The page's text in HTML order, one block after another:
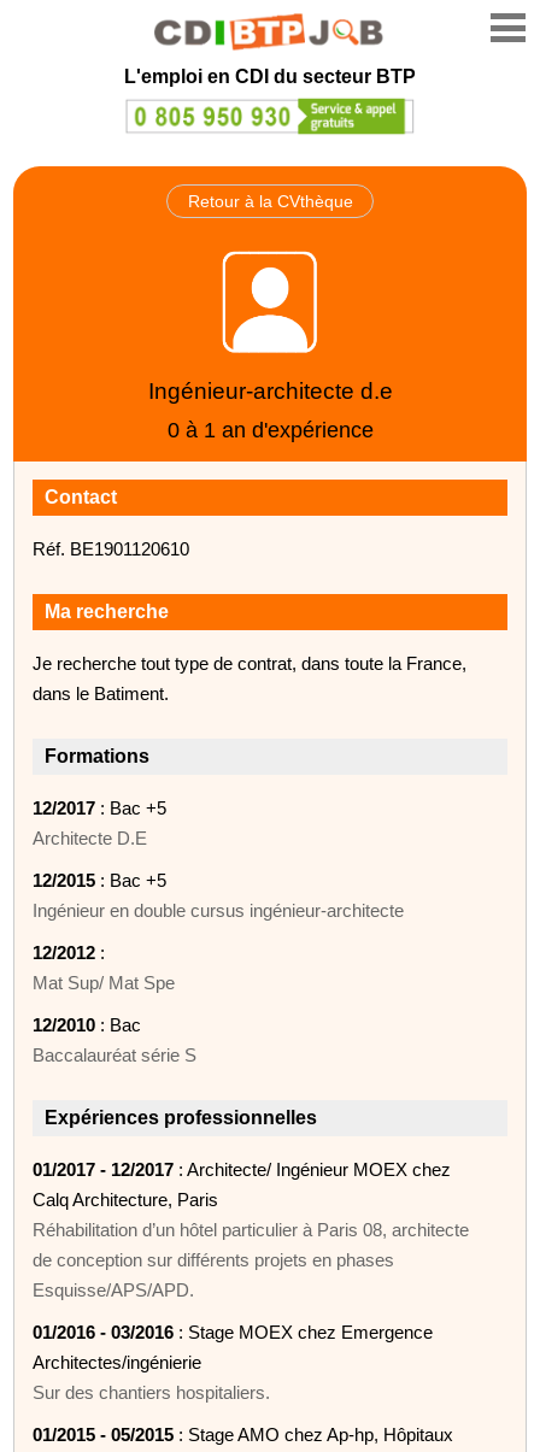
L'emploi en CDI du secteur BTP
Retour à la CVthèque
Ingénieur-architecte d.e
0 à 1 an d'expérience
Contact
Réf. BE1901120610
Ma recherche
Je recherche tout type de contrat, dans toute la France,
dans le Batiment.
Formations
12/2017 : Bac +5
Architecte D.E
12/2015 : Bac +5
Ingénieur en double cursus ingénieur-architecte
12/2012 :
Mat Sup/ Mat Spe
12/2010 : Bac
Baccalauréat série S
Expériences professionnelles
01/2017 - 12/2017 : Architecte/ Ingénieur MOEX chez
Calq Architecture, Paris
Réhabilitation d’un hôtel particulier à Paris 08, architecte
de conception sur différents projets en phases
Esquisse/APS/APD.
01/2016 - 03/2016 : Stage MOEX chez Emergence
Architectes/ingénierie
Sur des chantiers hospitaliers.
01/2015 - 05/2015 : Stage AMO chez Ap-hp, Hôpitaux